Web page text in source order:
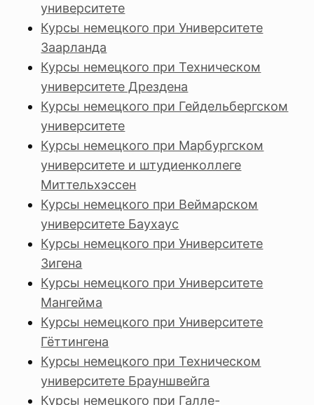
университете
Курсы немецкого при Университете
Заарланда
Курсы немецкого при Техническом
университете Дрездена
Курсы немецкого при Гейдельбергском
университете
Курсы немецкого при Марбургском
университете и штудиенколлеге
Миттельхэссен
Курсы немецкого при Веймарском
университете Баухаус
Курсы немецкого при Университете
Зигена
Курсы немецкого при Университете
Мангейма
Курсы немецкого при Университете
Гёттингена
Курсы немецкого при Техническом
университете Брауншвейга
Курсы немецкого при Галле-